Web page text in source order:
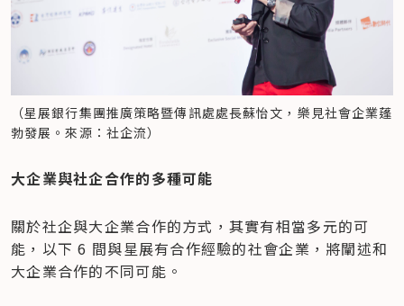
（星展銀行集團推廣策略暨傳訊處處長蘇怡文，樂見社會企業蓬
勃發展。來源：社企流）
大企業與社企合作的多種可能
關於社企與大企業合作的方式，其實有相當多元的可
能，以下 6 間與星展有合作經驗的社會企業，將闡述和
大企業合作的不同可能。